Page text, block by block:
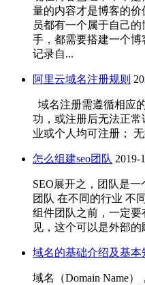
量的内容才是博客的价
员都有一个属于自己
手，都需要搭建一个
记录自...
阿里云域名注册规则
域名注册需遵循相应
功，或注册后无法正
业或个人均可注册；
怎么组建seo团队 2019-
SEO展开之，团队是
团队 在不同的行业 不
组件团队之前，一定
见，这个可以是外部
域名的基础介绍及基本
域名（Domain Name